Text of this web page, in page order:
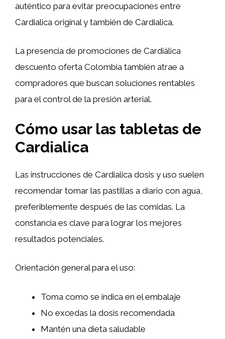
auténtico para evitar preocupaciones entre
Cardialica original y también de Cardialica.
La presencia de promociones de Cardiálica
descuento oferta Colombia también atrae a
compradores que buscan soluciones rentables
para el control de la presión arterial.
Cómo usar las tabletas de
Cardialica
Las instrucciones de Cardialica dosis y uso suelen
recomendar tomar las pastillas a diario con agua,
preferiblemente después de las comidas. La
constancia es clave para lograr los mejores
resultados potenciales.
Orientación general para el uso:
Toma como se indica en el embalaje
No excedas la dosis recomendada
Mantén una dieta saludable